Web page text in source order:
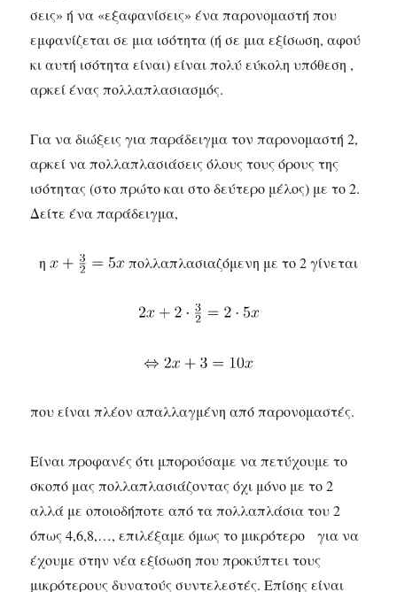
σεις» ή να «εξαφανίσεις» ένα παρονομαστή που
εμφανίζεται σε μια ισότητα (ή σε μια εξίσωση, αφού
κι αυτή ισότητα είναι) είναι πολύ εύκολη υπόθεση ,
αρκεί ένας πολλαπλασιασμός.
Για να διώξεις για παράδειγμα τον παρονομαστή 2,
αρκεί να πολλαπλασιάσεις όλους τους όρους της
ισότητας (στο πρώτο και στο δεύτερο μέλος) με το 2.
Δείτε ένα παράδειγμα,
η πολλαπλασιαζόμενη με το 2 γίνεται
που είναι πλέον απαλλαγμένη από παρονομαστές.
Είναι προφανές ότι μπορούσαμε να πετύχουμε το
σκοπό μας πολλαπλασιάζοντας όχι μόνο με το 2
αλλά με οποιοδήποτε από τα πολλαπλάσια του 2
όπως 4,6,8,…, επιλέξαμε όμως το μικρότερο για να
έχουμε στην νέα εξίσωση που προκύπτει τους
μικρότερους δυνατούς συντελεστές. Επίσης είναι